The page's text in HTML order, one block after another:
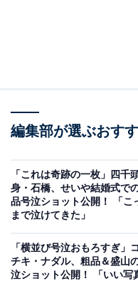
編集部が選ぶおす
「これは奇跡の一枚」四千
身・石橋、せいや結婚式で
品号泣ショット公開！ 「こ
まで泣けてきた」
「横並び号泣おもろすぎ」
チキ・ナダル、粗品＆盛山
泣ショット公開！ 「いい写